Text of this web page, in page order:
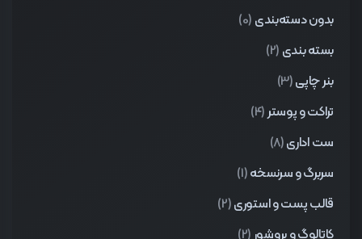
بدون دسته‌بندی (0)
بسته بندی (2)
بنر چاپی(3)
تراکت و پوستر(4)
ست اداری(8)
سربرگ و سرنسخه(1)
قالب پست و استوری(2)
کاتالوگ و بروشور(2)